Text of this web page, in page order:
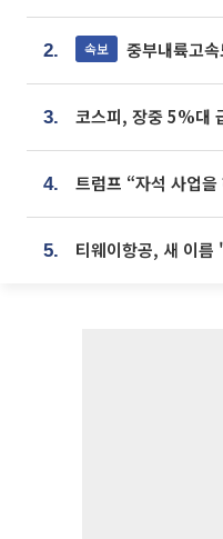
2. 속보 중부내륙고
3.
4.
5.